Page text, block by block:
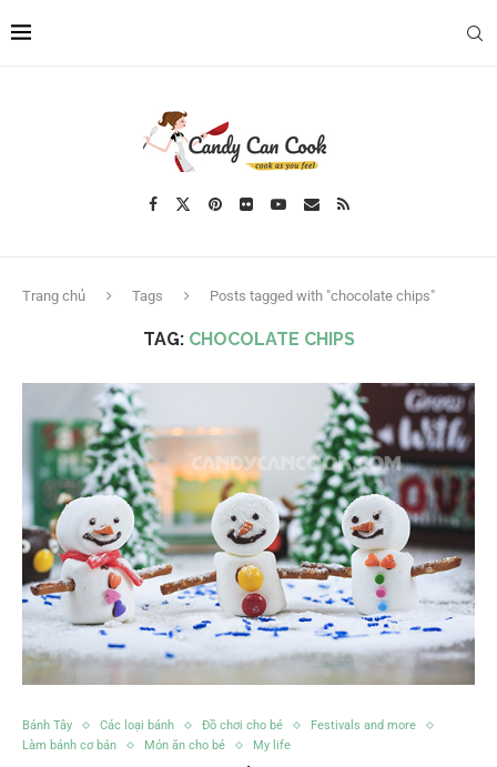
Trang chủ Tags Posts tagged with "chocolate chips"
TAG: CHOCOLATE CHIPS
Bánh Tây Các loại bánh Đồ chơi cho bé
Festivals and more
Làm bánh cơ bản
Món ăn cho bé My life